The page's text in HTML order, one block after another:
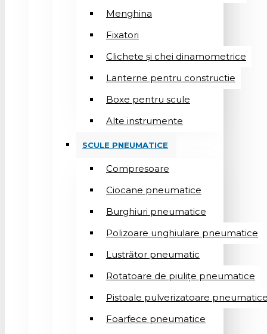
Menghina
Fixatori
Clichete și chei dinamometrice
Lanterne pentru constructie
Boxe pentru scule
Alte instrumente
SCULE PNEUMATICE
Compresoare
Ciocane pneumatice
Burghiuri pneumatice
Polizoare unghiulare pneumatice
Lustrător pneumatic
Rotatoare de piulițe pneumatice
Pistoale pulverizatoare
Foarfece pneumatice